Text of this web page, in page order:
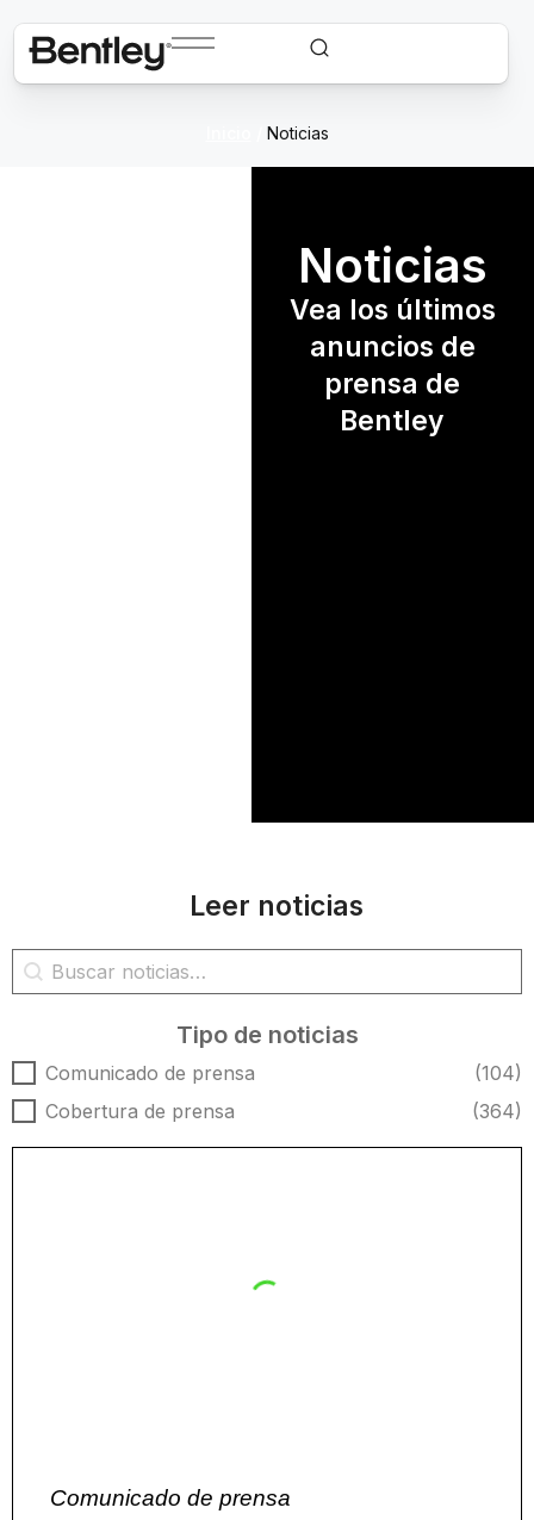
Noticias
Noticias
Vea los últimos
anuncios de
prensa de
Bentley
Leer noticias
Búsqueda de noticias
Buscar contenido
Tipo de noticias
Tipo de noticias
Comunicado de prensa
(104)
Cobertura de prensa
(364)
Comunicado de prensa